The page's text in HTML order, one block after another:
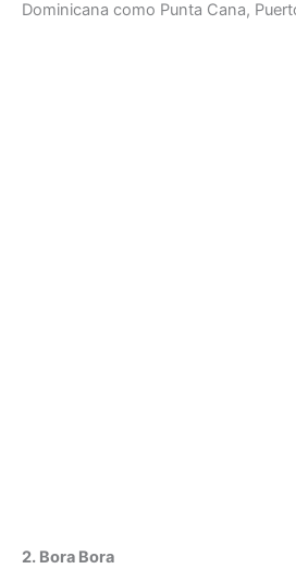
Dominicana como Punta Cana,
2. Bora Bora